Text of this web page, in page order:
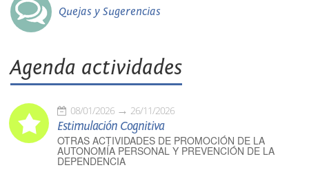
Quejas y Sugerencias
Agenda actividades
08/01/2026 26/11/2026
Estimulación Cognitiva
OTRAS ACTIVIDADES DE PROMOCIÓN DE LA
AUTONOMÍA PERSONAL Y PREVENCIÓN DE LA
DEPENDENCIA